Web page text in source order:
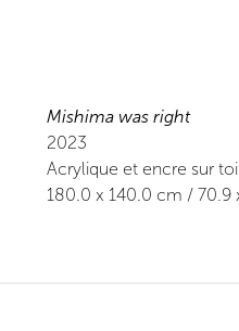
Mishima was right
2023
Acrylique et encre sur
180.0 x 140.0 cm / 70.9